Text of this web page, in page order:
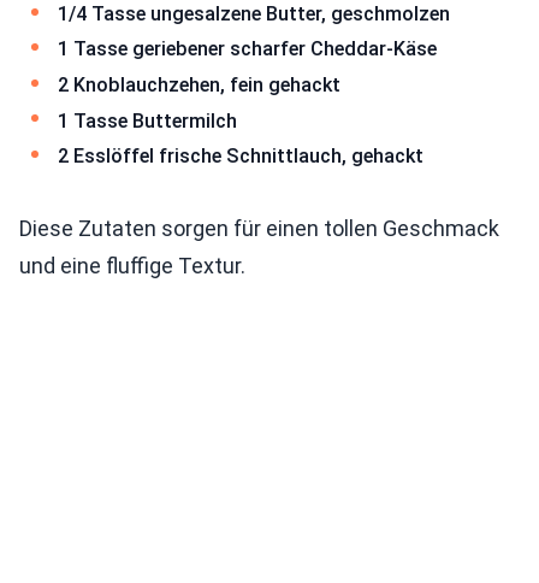
1/4 Tasse ungesalzene Butter, geschmolzen
1 Tasse geriebener scharfer Cheddar-Käse
2 Knoblauchzehen, fein gehackt
1 Tasse Buttermilch
2 Esslöffel frische Schnittlauch, gehackt
Diese Zutaten sorgen für einen tollen Geschmack
und eine fluffige Textur.